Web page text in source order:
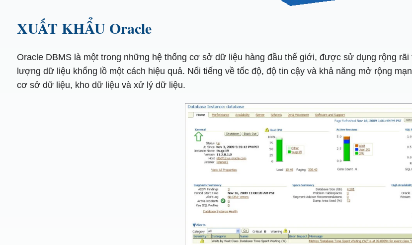
XUẤT KHẨU Oracle
Oracle DBMS là một trong những hệ thống cơ sở dữ liệu hàng đầu thế giới, được sử dụng rộng
lượng dữ liệu khổng lồ một cách hiệu quả. Nổi tiếng về tốc độ, độ tin cậy và khả năng mở rộng
cơ sở dữ liệu, kho dữ liệu và xử lý dữ liệu.